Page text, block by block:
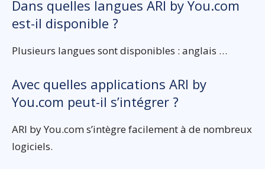
Dans quelles langues ARI by You.com
est-il disponible ?
Plusieurs langues sont disponibles : anglais …
Avec quelles applications ARI by
You.com peut-il s’intégrer ?
ARI by You.com s’intègre facilement à de nombreux
logiciels.